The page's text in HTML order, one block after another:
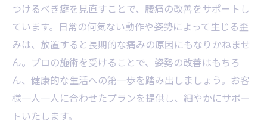
つけるべき癖を見直すことで、腰痛の改善をサポートし
ています。日常の何気ない動作や姿勢によって生じる歪
みは、放置すると長期的な痛みの原因にもなりかねませ
ん。プロの施術を受けることで、姿勢の改善はもちろ
ん、健康的な生活への第一歩を踏み出しましょう。お客
様一人一人に合わせたプランを提供し、細やかにサポー
トいたします。